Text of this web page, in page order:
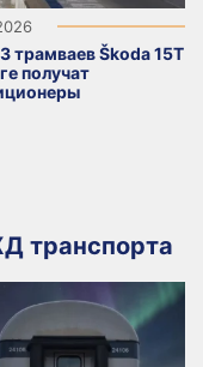
трамваев Škoda 15T
получат
транспорта